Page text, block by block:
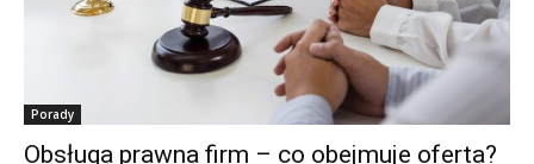
Porady
Obsługa prawna firm – co obejmuje oferta?